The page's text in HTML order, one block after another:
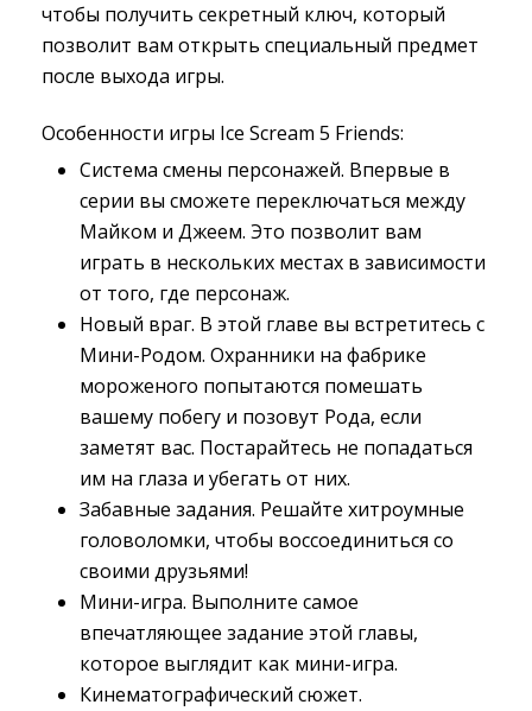
чтобы получить секретный ключ, который
позволит вам открыть специальный предмет
после выхода игры.
Особенности игры Ice Scream 5 Friends:
Система смены персонажей. Впервые в
серии вы сможете переключаться между
Майком и Джеем. Это позволит вам
играть в нескольких местах в зависимости
от того, где персонаж.
Новый враг. В этой главе вы встретитесь с
Мини-Родом. Охранники на фабрике
мороженого попытаются помешать
вашему побегу и позовут Рода, если
заметят вас. Постарайтесь не попадаться
им на глаза и убегать от них.
Забавные задания. Решайте хитроумные
головоломки, чтобы воссоединиться со
своими друзьями!
Мини-игра. Выполните самое
впечатляющее задание этой главы,
которое выглядит как мини-игра.
Кинематографический сюжет.